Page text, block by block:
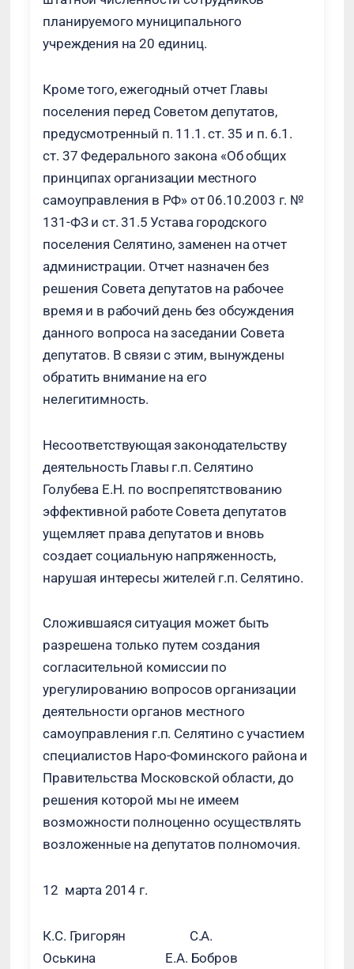
планируемого муниципального
учреждения на 20 единиц.
Кроме того, ежегодный отчет Главы
поселения перед Советом депутатов,
предусмотренный п. 11.1. ст. 35 и п. 6.1.
ст. 37 Федерального закона «Об общих
принципах организации местного
самоуправления в РФ» от 06.10.2003 г. №
131-ФЗ и ст. 31.5 Устава городского
поселения Селятино, заменен на отчет
администрации. Отчет назначен без
решения Совета депутатов на рабочее
время и в рабочий день без обсуждения
данного вопроса на заседании Совета
депутатов. В связи с этим, вынуждены
обратить внимание на его
нелегитимность.
Несоответствующая законодательству
деятельность Главы г.п. Селятино
Голубева Е.Н. по воспрепятствованию
эффективной работе Совета депутатов
ущемляет права депутатов и вновь
создает социальную напряженность,
нарушая интересы жителей г.п. Селятино.
Сложившаяся ситуация может быть
разрешена только путем создания
согласительной комиссии по
урегулированию вопросов организации
деятельности органов местного
самоуправления г.п. Селятино с участием
специалистов Наро-Фоминского района и
Правительства Московской области, до
решения которой мы не имеем
возможности полноценно осуществлять
возложенные на депутатов полномочия.
12 марта 2014 г.
К.С. Григорян С.А.
Оськина Е.А. Бобров